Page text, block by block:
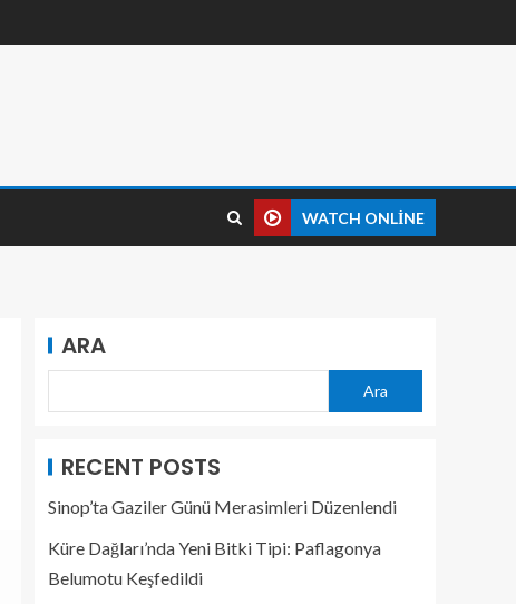
WATCH ONLINE
ARA
Ara
RECENT POSTS
Sinop’ta Gaziler Günü Merasimleri Düzenlendi
Küre Dağları’nda Yeni Bitki Tipi: Paflagonya
Belumotu Keşfedildi